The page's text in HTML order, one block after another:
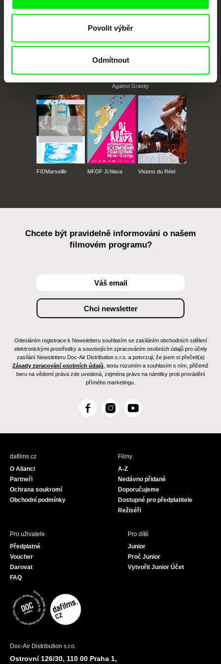
Povolit výběr
Odmítnout
Against Gravity
FIDMarseille MFDF Ji.hlava Visions du Réel
Chcete být pravidelně informováni o našem
filmovém programu?
Odesláním registrace k Newsletteru souhlasím se zasíláním obchodních sdělení
elektronickými prostředky a souvisejícím zpracováním osobních údajů pro účely
zasílání Newsletteru Doc-Air Distribution s.r.o. a potvrzuji, že jsem si přečetl(a)
Zásady zpracování osobních údajů , textu rozumím a souhlasím s ním, přičemž
beru na vědomí práva zde uvedená, zejména právo na námitky proti provádění
přímého marketingu.
F
c
I
s
Y
u
dafilms.cz
O Alianci
Partneři
Ochrana soukromí
Obchodní podmínky
Filmy
A-Z
Nedávno přidané
Doporučujeme
Dostupné pro předplatitele
Režiséři
Pro uživatele
Předplatné
Voucher
Darovat
FAQ
Pro dítě
Junior
Proč Junior
Vytvořit Junior Účet
Doc-Air Distribution s.r.o.
Ostrovní 126/30, 110 00 Praha 1,